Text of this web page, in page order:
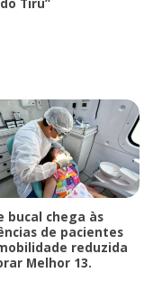
bucal chega às
de pacientes
reduzida
Melhor 13.